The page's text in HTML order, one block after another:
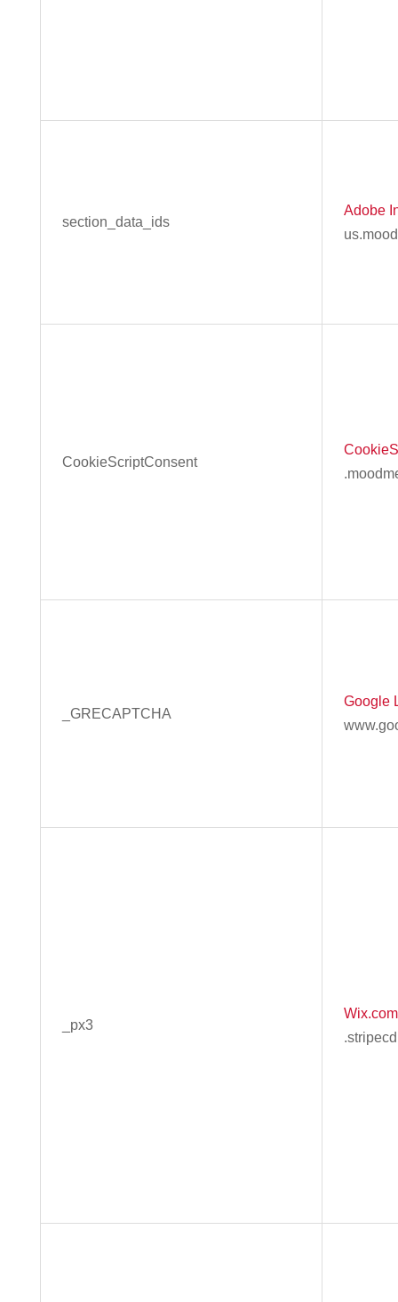
section_data_ids
Adobe
CookieScriptConsent
_GRECAPTCHA
Google
_px3